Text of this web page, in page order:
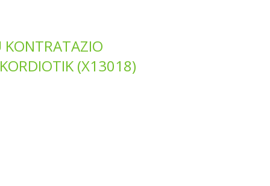
KONTRATAZIO
(X13018)